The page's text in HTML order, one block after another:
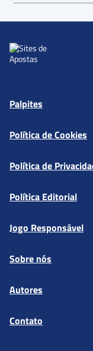
Palpites
Política de Cookies
Política de
Política Editorial
Jogo Responsável
Sobre nós
Autores
Contato